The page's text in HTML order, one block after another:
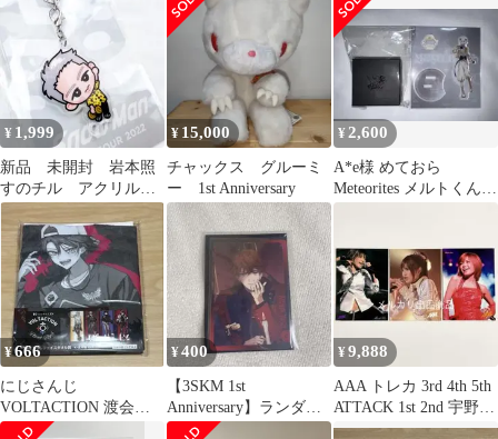
¥ 1,999
新品 未開封 岩本照
すのチル アクリルキ
ーホルダー S-1
¥ 15,000
チャックス グルーミ
ー 1st Anniversary
¥ 2,600
A*e様 めておら
Meteorites メルトくん 1
¥666
にじさんじ
VOLTACTION 渡会雲
雀 フェイスタオル
¥400
【3SKM 1st
Anniversary】ランダム
フォト風カード 北見遊
¥9,888
AAA トレカ 3rd 4th 5th
ATTACK 1st 2nd 宇野
紫